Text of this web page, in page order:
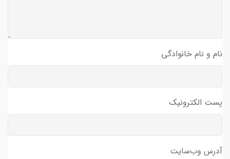
نام و نام خانوادگی
پست الکترونیک
آدرس وب‌سایت